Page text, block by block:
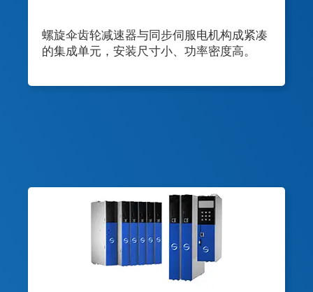
螺旋伞齿轮减速器与同步伺服电机构成紧凑
的集成单元，安装尺寸小、功率密度高。